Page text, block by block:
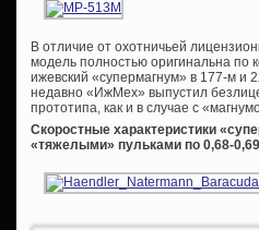
В отличие от охотничьей
модель полностью оригинальна по
ижевский «супермагнум» в 177-м и
недавно «ИжМех» выпустил
прототипа, как и в случае с
Скоростные характеристики
«тяжелыми» пульками по 0,68-